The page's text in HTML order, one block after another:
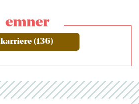
emner
karriere (136)